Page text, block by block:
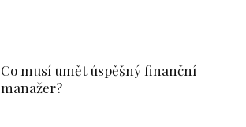
Co musí umět úspěšný finanční
manažer?